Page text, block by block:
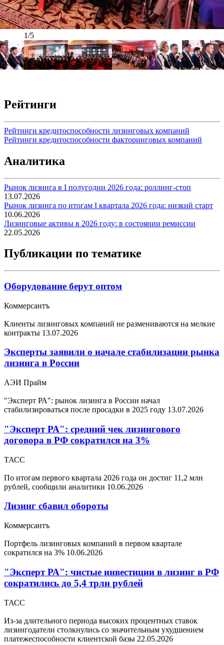
1/5
Рейтинги
Рейтинги кредитоспособности лизинговых компаний
Рейтинги кредитоспособности факторинговых компаний
Аналитика
Рынок лизинга в I полугодии 2026 года: роллинг-стоп
13.07.2026
Рынок лизинга по итогам I квартала 2026 года: низкий старт
10.06.2026
Лизинговые активы в 2026 году: в состоянии ремиссии
22.05.2026
Публикации по тематике
Оборудование берут оптом
Коммерсантъ
Клиенты лизинговых компаний не размениваются на мелкие
контракты 13.07.2026
Эксперты заявили о начале стабилизации рынка
лизинга в России
АЭИ Прайм
"Эксперт РА": рынок лизинга в России начал
стабилизироваться после просадки в 2025 году 13.07.2026
"Эксперт РА": средний чек лизингового
договора в РФ сократился на 3%
ТАСС
По итогам первого квартала 2026 года он достиг 11,2 млн
рублей, сообщили аналитики 10.06.2026
Лизинг сбавил обороты
Коммерсантъ
Портфель лизинговых компаний в первом квартале
сократился на 3% 10.06.2026
"Эксперт РА": чистые инвестиции в лизинг в РФ
сократились до 5,4 трлн рублей
ТАСС
Из-за длительного периода высоких процентных ставок
лизингодатели столкнулись со значительным ухудшением
платежеспособности клиентской базы 22.05.2026